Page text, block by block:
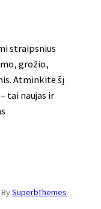
straipsnius
grožio,
Atminkite šį
– tai naujas ir
SuperbThemes